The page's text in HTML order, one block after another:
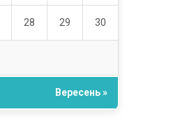
28 29 30
Вересень »